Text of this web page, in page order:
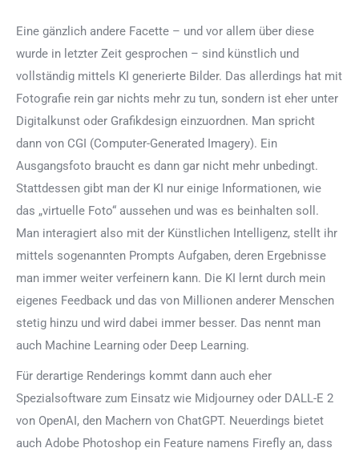
Eine gänzlich andere Facette – und vor allem über diese
wurde in letzter Zeit gesprochen – sind künstlich und
vollständig mittels KI generierte Bilder. Das allerdings hat mit
Fotografie rein gar nichts mehr zu tun, sondern ist eher unter
Digitalkunst oder Grafikdesign einzuordnen. Man spricht
dann von CGI (Computer-Generated Imagery). Ein
Ausgangsfoto braucht es dann gar nicht mehr unbedingt.
Stattdessen gibt man der KI nur einige Informationen, wie
das „virtuelle Foto“ aussehen und was es beinhalten soll.
Man interagiert also mit der Künstlichen Intelligenz, stellt ihr
mittels sogenannten Prompts Aufgaben, deren Ergebnisse
man immer weiter verfeinern kann. Die KI lernt durch mein
eigenes Feedback und das von Millionen anderer Menschen
stetig hinzu und wird dabei immer besser. Das nennt man
auch Machine Learning oder Deep Learning.
Für derartige Renderings kommt dann auch eher
Spezialsoftware zum Einsatz wie Midjourney oder DALL-E 2
von OpenAI, den Machern von ChatGPT. Neuerdings bietet
auch Adobe Photoshop ein Feature namens Firefly an, dass